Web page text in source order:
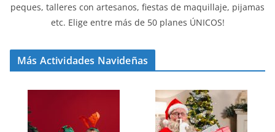
peques, talleres con artesanos, fiestas de maquillaje, pijamas
etc. Elige entre más de 50 planes ÚNICOS!
Más Actividades Navideñas